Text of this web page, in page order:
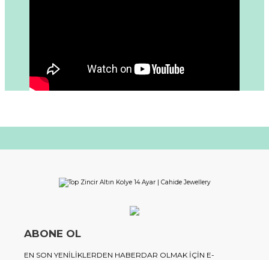
ABONE OL
EN SON YENILIKLERDEN HABERDAR OLMAK IÇIN E-